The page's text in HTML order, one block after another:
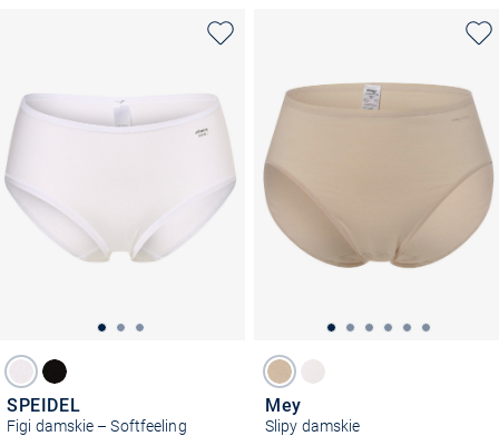
SPEIDEL
Figi damskie – Softfeeling
Mey
Slipy damskie